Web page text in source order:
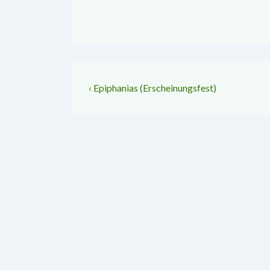
Beitragsnavigation
Vorheriger
‹ Epiphanias (Erscheinungsfest)